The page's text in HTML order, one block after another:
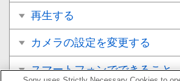
再生する
カメラの設定を変更する
スマートフォンでできること